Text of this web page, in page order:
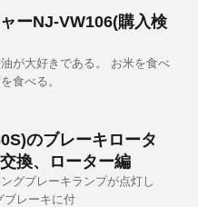
ーNJ-VW106(購入検
が大好きである。 お米を食べ
食べる。
のブレーキロータ
換、ローター編
グブレーキランプが点灯し
ブレーキに付